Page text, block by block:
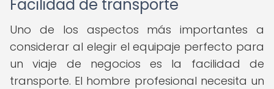
Facilidad de transporte
Uno de los aspectos más importantes a
considerar al elegir el equipaje perfecto para
un viaje de negocios es la facilidad de
transporte. El hombre profesional necesita un